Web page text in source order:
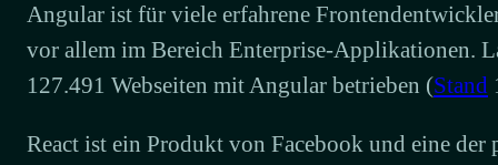
Angular ist für viele erfahrene
vor allem im Bereich Enterprise-Applikationen.
127.491 Webseiten mit Angular betrieben (Stand
React ist ein Produkt von Facebook und eine